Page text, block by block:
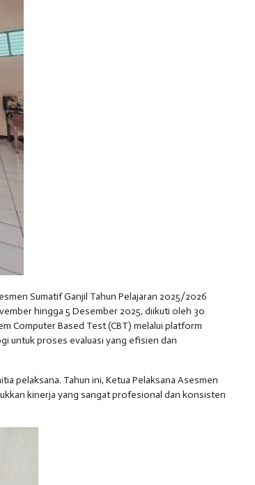
Sumatif Ganjil Tahun Pelajaran 2025/2026
hingga 5 Desember 2025, diikuti oleh 30
Computer Based Test (CBT) melalui platform
untuk proses evaluasi yang efisien dan
pelaksana. Tahun ini, Ketua Pelaksana Asesmen
kinerja yang sangat profesional dan konsisten